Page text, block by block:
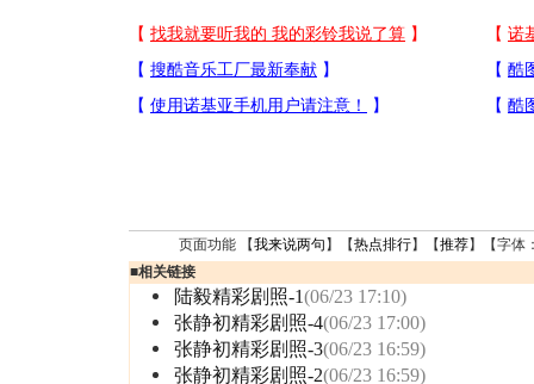
页面功能 【我来说两句 】【热点排行】【推荐】【字体
■相关链接
陆毅精彩剧照-1(06/23 17:10)
张静初精彩剧照-4(06/23 17:00)
张静初精彩剧照-3(06/23 16:59)
张静初精彩剧照-2(06/23 16:59)